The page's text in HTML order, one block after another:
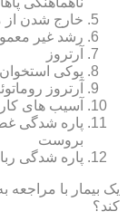
خارج شدن
رشد غیر
آرتروز
پوکی استخوان
آرتروز
آسیب های
پاره شدگی
بروست
پاره شدگی
یک بیمار با
کند؟